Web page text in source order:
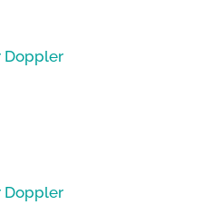
Doppler
Doppler